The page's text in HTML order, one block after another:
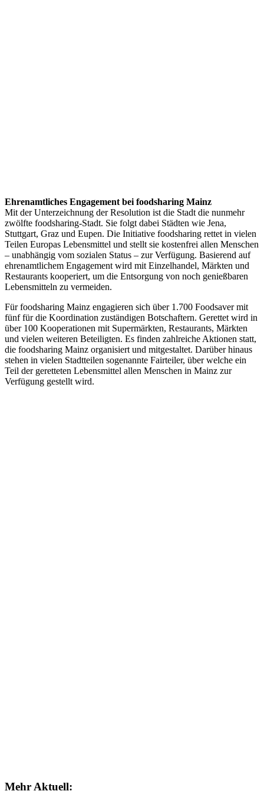
Ehrenamtliches Engagement bei foodsharing Mainz
Mit der Unterzeichnung der Resolution ist die Stadt die nunmehr
zwölfte foodsharing-Stadt. Sie folgt dabei Städten wie Jena,
Stuttgart, Graz und Eupen. Die Initiative foodsharing rettet in vielen
Teilen Europas Lebensmittel und stellt sie kostenfrei allen Menschen
– unabhängig vom sozialen Status – zur Verfügung. Basierend auf
ehrenamtlichem Engagement wird mit Einzelhandel, Märkten und
Restaurants kooperiert, um die Entsorgung von noch genießbaren
Lebensmitteln zu vermeiden.
Für foodsharing Mainz engagieren sich über 1.700 Foodsaver mit
fünf für die Koordination zuständigen Botschaftern. Gerettet wird in
über 100 Kooperationen mit Supermärkten, Restaurants, Märkten
und vielen weiteren Beteiligten. Es finden zahlreiche Aktionen statt,
die foodsharing Mainz organisiert und mitgestaltet. Darüber hinaus
stehen in vielen Stadtteilen sogenannte Fairteiler, über welche ein
Teil der geretteten Lebensmittel allen Menschen in Mainz zur
Verfügung gestellt wird.
Mehr Aktuell: